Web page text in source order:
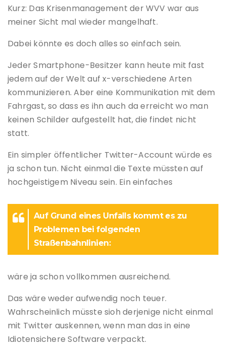
Kurz: Das Krisenmanagement der WVV war aus
meiner Sicht mal wieder mangelhaft.
Dabei könnte es doch alles so einfach sein.
Jeder Smartphone-Besitzer kann heute mit fast
jedem auf der Welt auf x-verschiedene Arten
kommunizieren. Aber eine Kommunikation mit dem
Fahrgast, so dass es ihn auch da erreicht wo man
keinen Schilder aufgestellt hat, die findet nicht
statt.
Ein simpler öffentlicher Twitter-Account würde es
ja schon tun. Nicht einmal die Texte müssten auf
hochgeistigem Niveau sein. Ein einfaches
Auf Grund eines Unfalls kommt es zu
Problemen bei folgenden
Straßenbahnlinien:
wäre ja schon vollkommen ausreichend.
Das wäre weder aufwendig noch teuer.
Wahrscheinlich müsste sioh derjenige nicht einmal
mit Twitter auskennen, wenn man das in eine
Idiotensichere Software verpackt.